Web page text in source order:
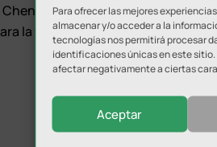
Para ofrecer las mejores
almacenar y/o acceder a la
tecnologías nos permitirá procesar
identificaciones únicas en este
afectar negativamente a ciertas
Aceptar
Por tanto, la
la temporada 2018-19.